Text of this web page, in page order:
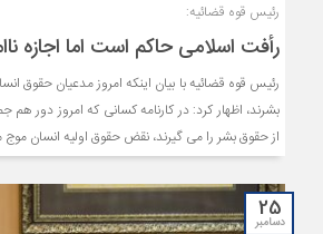
رئیس قوه قضائیه:
رأفت اسلامی حاکم است اما اجازه
رئیس قوه قضائیه با بیان اینکه امروز مدعیان حقوق
بشرند، اظهار کرد: در کارنامه کسانی که امروز دور
از حقوق بشر را می گیرند، نقض حقوق اولیه انسان موج
25
دسامبر